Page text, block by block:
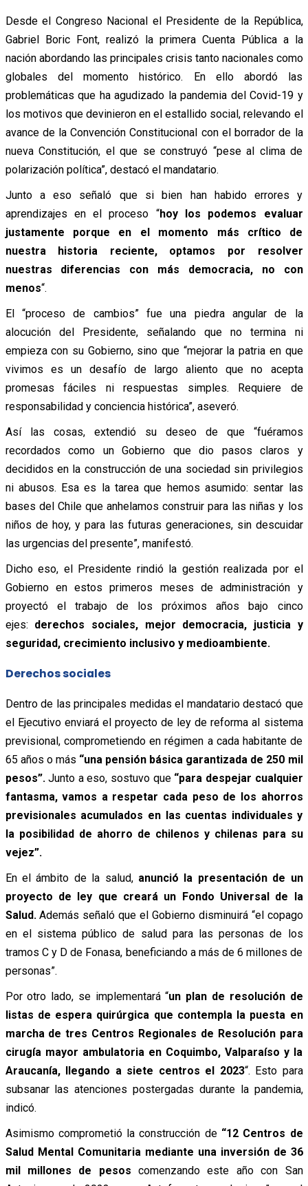
Desde el Congreso Nacional el Presidente de la República,
Gabriel Boric Font, realizó la primera Cuenta Pública a la
nación abordando las principales crisis tanto nacionales como
globales del momento histórico. En ello abordó las
problemáticas que ha agudizado la pandemia del Covid-19 y
los motivos que devinieron en el estallido social, relevando el
avance de la Convención Constitucional con el borrador de la
nueva Constitución, el que se construyó “pese al clima de
polarización política”, destacó el mandatario.
Junto a eso señaló que si bien han habido errores y
aprendizajes en el proceso “hoy los podemos evaluar
justamente porque en el momento más crítico de
nuestra historia reciente, optamos por resolver
nuestras diferencias con más democracia, no con
menos“.
El “proceso de cambios” fue una piedra angular de la
alocución del Presidente, señalando que no termina ni
empieza con su Gobierno, sino que “mejorar la patria en que
vivimos es un desafío de largo aliento que no acepta
promesas fáciles ni respuestas simples. Requiere de
responsabilidad y conciencia histórica”, aseveró.
Así las cosas, extendió su deseo de que “fuéramos
recordados como un Gobierno que dio pasos claros y
decididos en la construcción de una sociedad sin privilegios
ni abusos. Esa es la tarea que hemos asumido: sentar las
bases del Chile que anhelamos construir para las niñas y los
niños de hoy, y para las futuras generaciones, sin descuidar
las urgencias del presente”, manifestó.
Dicho eso, el Presidente rindió la gestión realizada por el
Gobierno en estos primeros meses de administración y
proyectó el trabajo de los próximos años bajo cinco
ejes: derechos sociales, mejor democracia, justicia y
seguridad, crecimiento inclusivo y medioambiente.
Derechos sociales
Dentro de las principales medidas el mandatario destacó que
el Ejecutivo enviará el proyecto de ley de reforma al sistema
previsional, comprometiendo en régimen a cada habitante de
65 años o más “una pensión básica garantizada de 250 mil
pesos”.Junto a eso, sostuvo que “para despejar cualquier
fantasma, vamos a respetar cada peso de los ahorros
previsionales acumulados en las cuentas individuales y
la posibilidad de ahorro de chilenos y chilenas para su
vejez”.
En el ámbito de la salud,anunció la presentación de un
proyecto de ley que creará un Fondo Universal de la
Salud.Además señaló que el Gobierno disminuirá “el copago
en el sistema público de salud para las personas de los
tramos C y D de Fonasa, beneficiando a más de 6 millones de
personas”.
Por otro lado, se implementará “un plan de resolución de
listas de espera quirúrgica que contempla la puesta en
marcha de tres Centros Regionales de Resolución para
cirugía mayor ambulatoria en Coquimbo, Valparaíso y la
Araucanía, llegando a siete centros el 2023“. Esto para
subsanar las atenciones postergadas durante la pandemia,
indicó.
Asimismo comprometió la construcción de“12 Centros de
Salud Mental Comunitaria mediante una inversión de 36
mil millones de pesos comenzando este año con San